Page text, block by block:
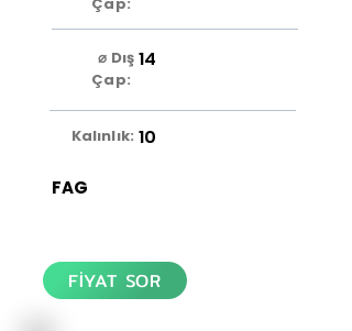
⌀ Dış
Çap:
14
Kalınlık: 10
FAG
FİYAT SOR